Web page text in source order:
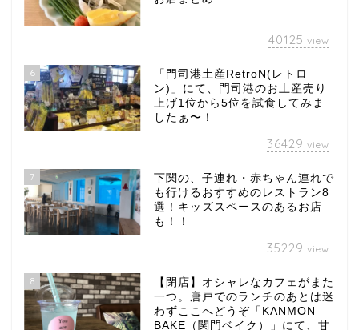
40125 view
6
「門司港土産RetroN(レトロ
ン)」にて、門司港のお土産売り
上げ1位から5位を試食してみま
したぁ〜！
36429 view
7
下関の、子連れ・赤ちゃん連れで
も行けるおすすめのレストラン8
選！キッズスペースのあるお店
も！！
35229 view
8
【閉店】オシャレなカフェがまた
一つ。唐戸でのランチのあとは迷
わずここへどうぞ「KANMON
BAKE（関門ベイク）」にて、甘